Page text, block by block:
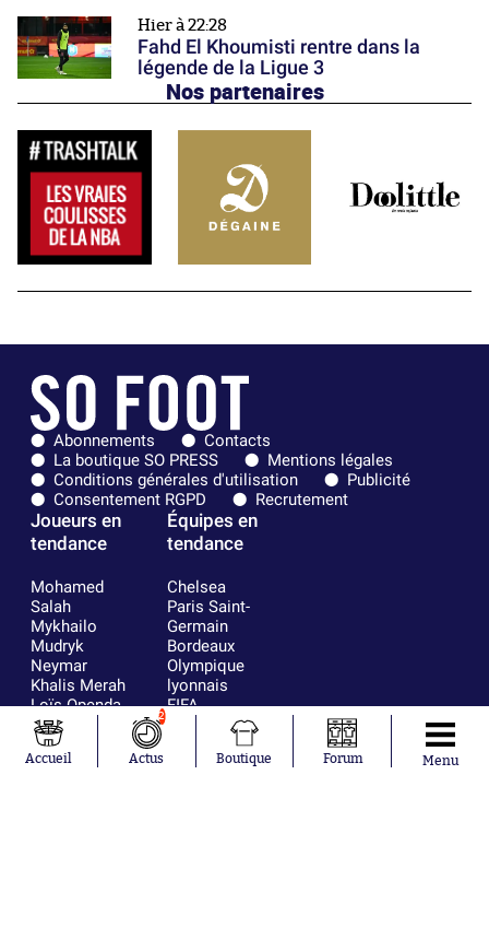
Hier à 22:28
Fahd El Khoumisti rentre dans la
légende de la Ligue 3
Nos partenaires
Abonnements
Contacts
La boutique SO PRESS
Mentions légales
Conditions générales d'utilisation
Publicité
Consentement RGPD
Recrutement
Joueurs en
tendance
Mohamed
Salah
Mykhailo
Mudryk
Neymar
Khalis Merah
Loïs Openda
Moussa
Niakhaté
Nicolás
Équipes en
tendance
Chelsea
Paris Saint-
Germain
Bordeaux
Olympique
lyonnais
FIFA
Real Madrid
RC Strasbourg
AC Milan
Accueil
2
Actus Boutique Forum Menu